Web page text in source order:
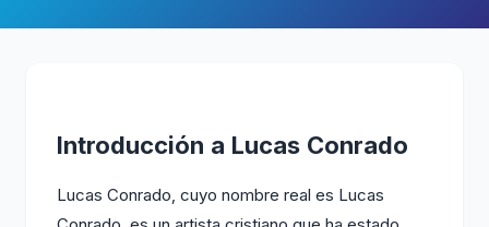
Introducción a Lucas Conrado
Lucas Conrado, cuyo nombre real es Lucas